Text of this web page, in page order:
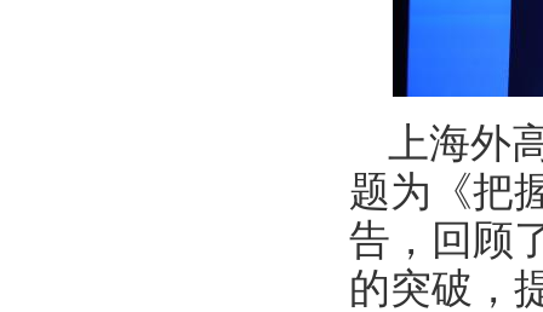
上海外
题为《把
告，回顾
的突破，